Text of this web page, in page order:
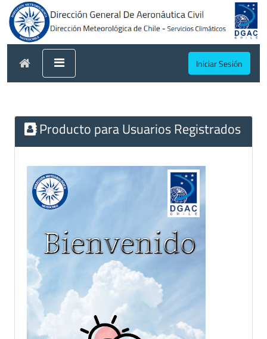
Iniciar Sesión
Producto para Usuarios Registrados